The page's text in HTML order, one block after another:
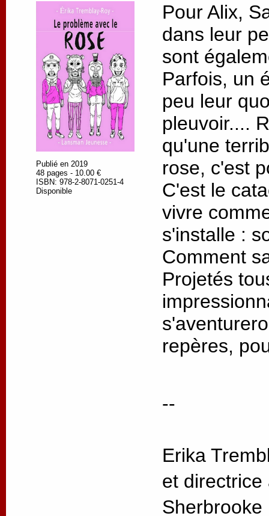
Publié en 2019
48 pages - 10.00 €
ISBN: 978-2-8071-0251-4
Disponible
Pour Alix,
dans leur
sont
Parfois, un
peu leur
pleuvoir....
qu'une
rose, c'est
C'est le
vivre
s'installe :
Comment
Projetés
repères,
--
Erika
et directrice
Sherbrooke